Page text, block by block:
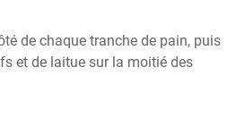
de chaque tranche de pain, puis
et de laitue sur la moitié des